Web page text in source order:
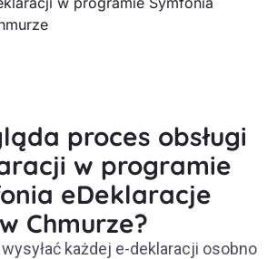
proces obsługi
w programie
eDeklaracje
w Chmurze?
każdej e-deklaracji osobno